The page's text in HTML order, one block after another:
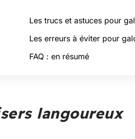
Les trucs et astuces pour
Les erreurs à éviter pour
FAQ : en résumé
langoureux